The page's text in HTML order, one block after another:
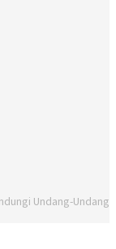
Undang-Undang